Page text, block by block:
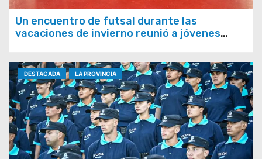
Un encuentro de futsal durante las
vacaciones de invierno reunió a jóvenes
DESTACADA LA PROVINCIA